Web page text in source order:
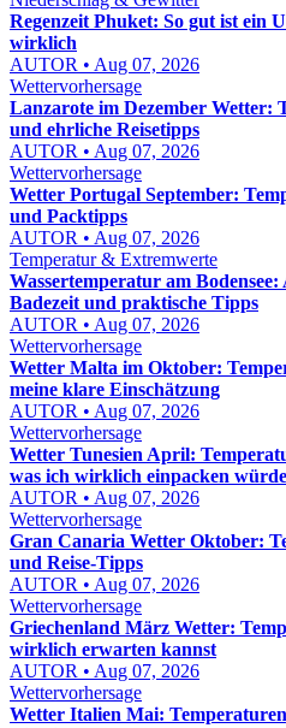
Regenzeit Phuket: So gut ist ein
wirklich
AUTOR • Aug 07, 2026
Wettervorhersage
Lanzarote im Dezember Wetter:
und ehrliche Reisetipps
AUTOR • Aug 07, 2026
Wettervorhersage
Wetter Portugal September:
und Packtipps
AUTOR • Aug 07, 2026
Temperatur & Extremwerte
Wassertemperatur am
Badezeit und praktische Tipps
AUTOR • Aug 07, 2026
Wettervorhersage
Wetter Malta im Oktober:
meine klare Einschätzung
AUTOR • Aug 07, 2026
Wettervorhersage
Wetter Tunesien April:
was ich wirklich einpacken würde
AUTOR • Aug 07, 2026
Wettervorhersage
Gran Canaria Wetter Oktober:
und Reise-Tipps
AUTOR • Aug 07, 2026
Wettervorhersage
Griechenland März Wetter:
wirklich erwarten kannst
AUTOR • Aug 07, 2026
Wettervorhersage
Wetter Italien Mai: